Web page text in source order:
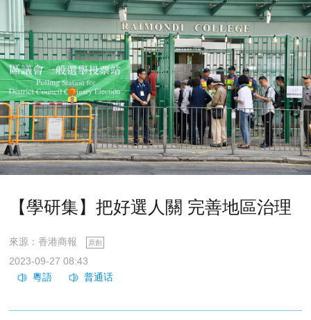
【學研集】把好選人關 完善地區治理
來源：香港商報 原創
2023-09-27 08:43